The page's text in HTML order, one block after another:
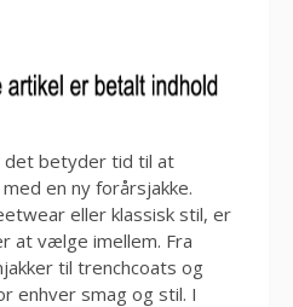
betyder tid til at
en ny forårsjakke.
eller klassisk stil, er
at vælge imellem. Fra
til trenchcoats og
enhver smag og stil. I